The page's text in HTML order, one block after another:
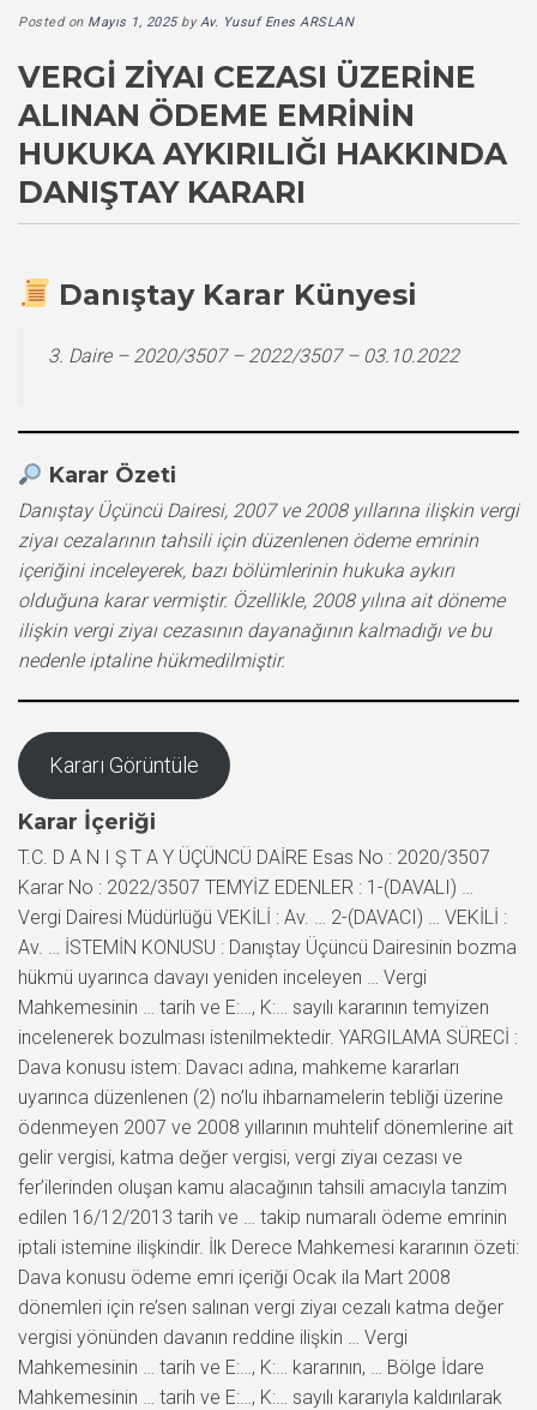
Posted on Mayıs 1, 2025byAv. Yusuf Enes ARSLAN
VERGI ZIYAI CEZASI ÜZERINE
ALINAN ÖDEME EMRININ
HUKUKA AYKIRILIĞI HAKKINDA
DANIŞTAY KARARI
Danıştay Karar Künyesi
3. Daire – 2020/3507 – 2022/3507 – 03.10.2022
Karar Özeti
Danıştay Üçüncü Dairesi, 2007 ve 2008 yıllarına ilişkin vergi
ziyaı cezalarının tahsili için düzenlenen ödeme emrinin
içeriğini inceleyerek, bazı bölümlerinin hukuka aykırı
olduğuna karar vermiştir. Özellikle, 2008 yılına ait döneme
ilişkin vergi ziyaı cezasının dayanağının kalmadığı ve bu
nedenle iptaline hükmedilmiştir.
Kararı Görüntüle
Karar İçeriği
T.C. D A N I Ş T A Y ÜÇÜNCÜ DAİRE Esas No : 2020/3507
Karar No : 2022/3507 TEMYİZ EDENLER : 1-(DAVALI) …
Vergi Dairesi Müdürlüğü VEKİLİ : Av. … 2-(DAVACI) … VEKİLİ :
Av. … İSTEMİN KONUSU : Danıştay Üçüncü Dairesinin bozma
hükmü uyarınca davayı yeniden inceleyen … Vergi
Mahkemesinin … tarih ve E:…, K:… sayılı kararının temyizen
incelenerek bozulması istenilmektedir. YARGILAMA SÜRECİ :
Dava konusu istem: Davacı adına, mahkeme kararları
uyarınca düzenlenen (2) no’lu ihbarnamelerin tebliği üzerine
ödenmeyen 2007 ve 2008 yıllarının muhtelif dönemlerine ait
gelir vergisi, katma değer vergisi, vergi ziyaı cezası ve
fer’ilerinden oluşan kamu alacağının tahsili amacıyla tanzim
edilen 16/12/2013 tarih ve … takip numaralı ödeme emrinin
iptali istemine ilişkindir. İlk Derece Mahkemesi kararının özeti:
Dava konusu ödeme emri içeriği Ocak ila Mart 2008
dönemleri için re’sen salınan vergi ziyaı cezalı katma değer
vergisi yönünden davanın reddine ilişkin … Vergi
Mahkemesinin … tarih ve E:…, K:… kararının, … Bölge İdare
Mahkemesinin … tarih ve E:…, K:… sayılı kararıyla kaldırılarak